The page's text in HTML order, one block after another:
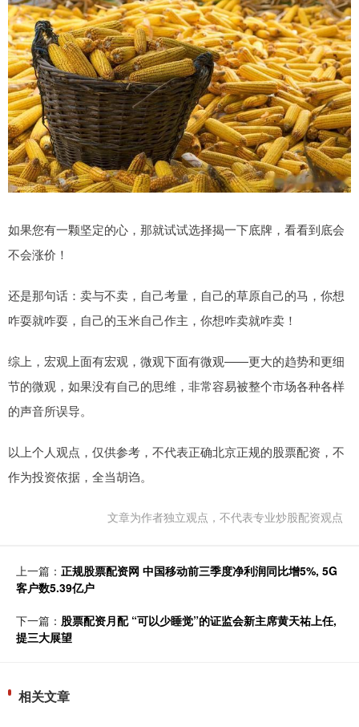
如果您有一颗坚定的心，那就试试选择揭一下底牌，看看到底会
不会涨价！
还是那句话：卖与不卖，自己考量，自己的草原自己的马，你想
咋耍就咋耍，自己的玉米自己作主，你想咋卖就咋卖！
综上，宏观上面有宏观，微观下面有微观——更大的趋势和更细
节的微观，如果没有自己的思维，非常容易被整个市场各种各样
的声音所误导。
以上个人观点，仅供参考，不代表正确北京正规的股票配资，不
作为投资依据，全当胡诌。
文章为作者独立观点，不代表专业炒股配资观点
上一篇： 正规股票配资网 中国移动前三季度净利润同比增5%, 5G
客户数5.39亿户
下一篇： 股票配资月配 “可以少睡觉”的证监会新主席黄天祐上任,
提三大展望
相关文章